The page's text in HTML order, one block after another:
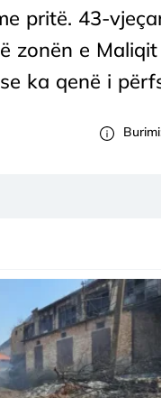
pritë. 43-
zonën e
ka qenë i